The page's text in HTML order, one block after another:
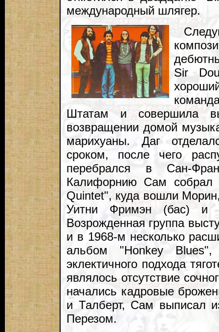
международный шлягер.
Sir
Штатам и совершила
возвращении домой
марихуаны. Даг
сроком, после чего
перебрался в Сан-
Калифорнию Сам собрал
Quintet", куда вошли
Уитни Фримэн (бас) и
Возрожденная группа
и в 1968-м несколько
альбом "Honkey Blues",
эклектичного подхода
являлось отсутствие
начались кадровые
и Талберт, Сам выписал
Перезом.